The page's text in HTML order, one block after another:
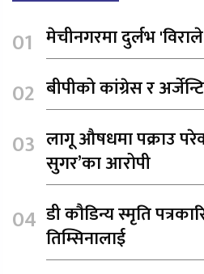
मेचीनगरमा दुर्लभ 'विराले
बीपीको कांग्रेस र
लागू औषधमा पक्राउ
सुगर’का आरोपी
डी कौडिन्य स्मृति
तिम्सिनालाई